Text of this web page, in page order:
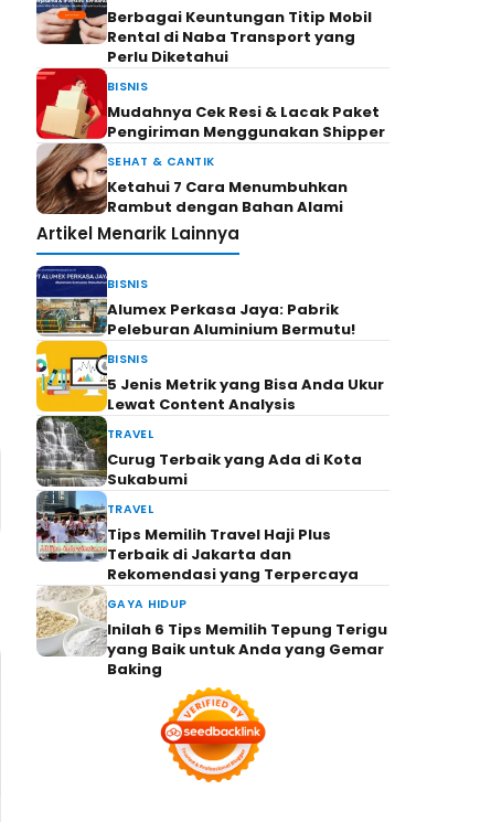
Berbagai Keuntungan Titip Mobil
Rental di Naba Transport yang
Perlu Diketahui
BISNIS
Mudahnya Cek Resi & Lacak Paket
Pengiriman Menggunakan Shipper
SEHAT & CANTIK
Ketahui 7 Cara Menumbuhkan
Rambut dengan Bahan Alami
Artikel Menarik Lainnya
BISNIS
Alumex Perkasa Jaya: Pabrik
Peleburan Aluminium Bermutu!
BISNIS
5 Jenis Metrik yang Bisa Anda Ukur
Lewat Content Analysis
TRAVEL
Curug Terbaik yang Ada di Kota
Sukabumi
TRAVEL
Tips Memilih Travel Haji Plus
Terbaik di Jakarta dan
Rekomendasi yang Terpercaya
GAYA HIDUP
Inilah 6 Tips Memilih Tepung Terigu
yang Baik untuk Anda yang Gemar
Baking